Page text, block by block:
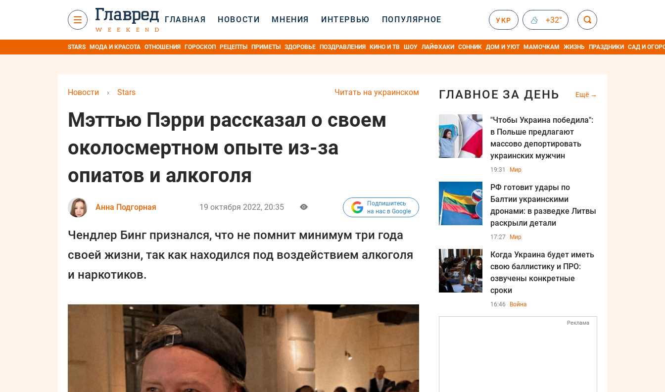
ГЛАВНАЯ НОВОСТИ МНЕНИЯ ИНТЕРВЬЮ ПОПУЛЯРНОЕ УКР +32°
STARS МОДА И КРАСОТА ОТНОШЕНИЯ ГОРОСКОП РЕЦЕПТЫ ПРИМЕТЫ ЗДОРОВЬЕ ПОЗДРАВЛЕНИЯ КИНО И ТВ ШОУ ЛАЙФХАКИ СОННИК ДОМ И УЮТ МАМОЧКАМ ЖИЗНЬ ПРАЗДНИКИ САД И
Читать на украинском
Новости › Stars
Мэттью Пэрри рассказал о своем
околосмертном опыте из-за
опиатов и алкоголя
Анна Подгорная 19 октября 2022, 20:35
Подпишитесь
на нас в Google
Чендлер Бинг признался, что не помнит минимум три года
своей жизни, так как находился под воздействием алкоголя
и наркотиков.
ГЛАВНОЕ ЗА ДЕНЬ Ещё
"Чтобы Украина победила":
в Польше предлагают
массово депортировать
украинских мужчин
19:31 Мир
РФ готовит удары по
Балтии украинскими
дронами: в разведке Литвы
раскрыли детали
17:27 Мир
Когда Украина будет иметь
свою баллистику и ПРО:
озвучены конкретные
сроки
16:46 Война
Реклама